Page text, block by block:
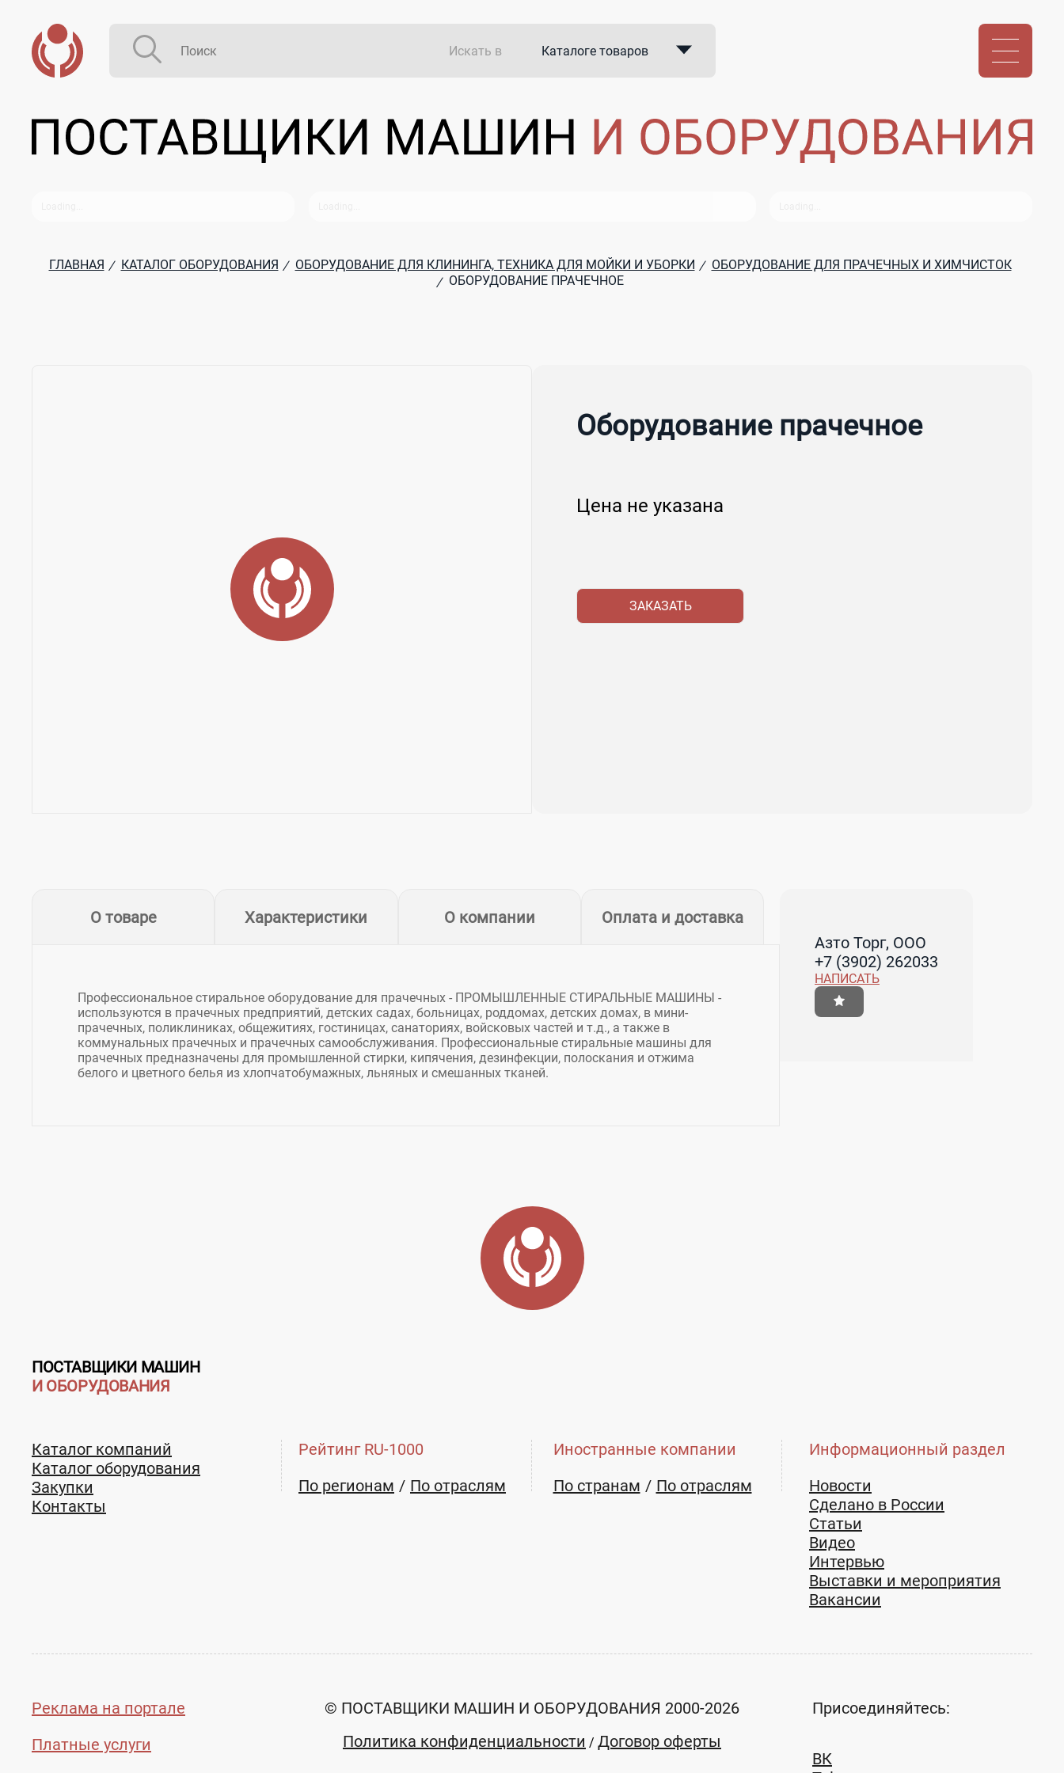
Искать в Каталоге товаров
В закупках
ГЛАВНАЯ / КАТАЛОГ ОБОРУДОВАНИЯ / ОБОРУДОВАНИЕ ДЛЯ КЛИНИНГА, ТЕХНИКА ДЛЯ МОЙКИ И УБОРКИ / ОБОРУДОВАНИЕ ДЛЯ ПРАЧЕЧНЫХ И ХИМЧИСТОК
/ ОБОРУДОВАНИЕ ПРАЧЕЧНОЕ
Оборудование прачечное
Цена не указана
ЗАКАЗАТЬ
О товаре Характеристики О компании Оплата и доставка
Профессиональное стиральное оборудование для прачечных - ПРОМЫШЛЕННЫЕ СТИРАЛЬНЫЕ МАШИНЫ -
используются в прачечных предприятий, детских садах, больницах, роддомах, детских домах, в мини-
прачечных, поликлиниках, общежитиях, гостиницах, санаториях, войсковых частей и т.д., а также в
коммунальных прачечных и прачечных самообслуживания. Профессиональные стиральные машины для
прачечных предназначены для промышленной стирки, кипячения, дезинфекции, полоскания и отжима
белого и цветного белья из хлопчатобумажных, льняных и смешанных тканей.
Азто Торг, ООО
+7 (3902) 262033
НАПИСАТЬ
ПОСТАВЩИКИ МАШИН
И ОБОРУДОВАНИЯ
Каталог компаний
Каталог оборудования
Закупки
Контакты
Рейтинг RU-1000
По регионам
По отраслям
Иностранные компании
По странам
По отраслям
Информационный раздел
Новости
Сделано в России
Статьи
Видео
Интервью
Выставки и мероприятия
Вакансии
Реклама на портале
Платные услуги
© ПОСТАВЩИКИ МАШИН И ОБОРУДОВАНИЯ 2000-2026
Политика конфиденциальности / Договор оферты
Присоединяйтесь:
ВК